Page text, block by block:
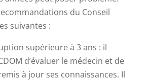
du Conseil
suivantes :
supérieure à 3 ans : il
d’évaluer le médecin et de
à jour ses connaissances. Il